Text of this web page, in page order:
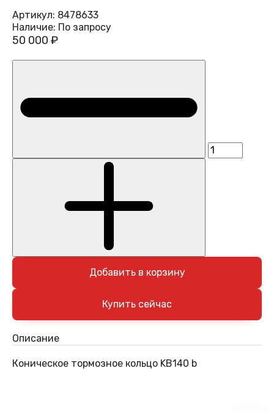
Артикул: 8478633
Наличие: По запросу
50 000 ₽
Добавить в корзину
Описание
Коническое тормозное кольцо KB140 b